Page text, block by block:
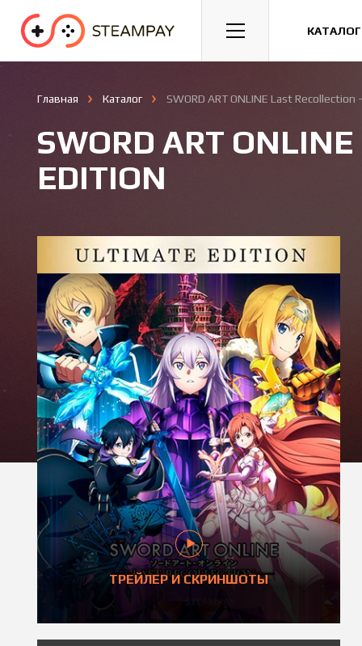
Спорт Гонки Казуальные
Главная Каталог SWORD ART ONLINE Last
SWORD ART
EDITION
ТРЕЙЛЕР И СКРИНШОТЫ